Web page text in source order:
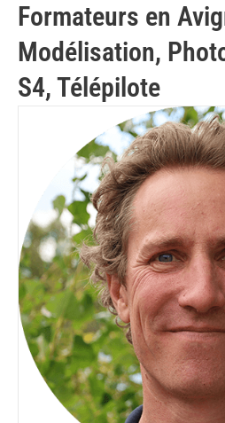
Formateurs en
Modélisation,
S4, Télépilote